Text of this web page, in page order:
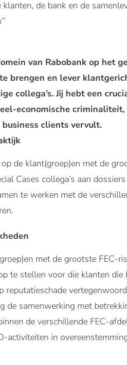
klanten, de bank en de
van Rabobank op het
te brengen en lever
collega’s. Jij hebt een
economische
clients vervult.
de klant(groep)en met de
Cases collega’s aan
te werken met de
met de grootste FEC-
te stellen voor die klanten
reputatieschade
de samenwerking met
de verschillende FEC-
activiteiten in